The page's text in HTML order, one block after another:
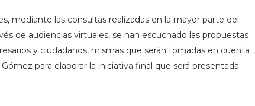
mediante las consultas realizadas en la mayor parte del
de audiencias virtuales, se han escuchado las propuestas
y ciudadanos, mismas que serán tomadas en cuenta
para elaborar la iniciativa final que será presentada